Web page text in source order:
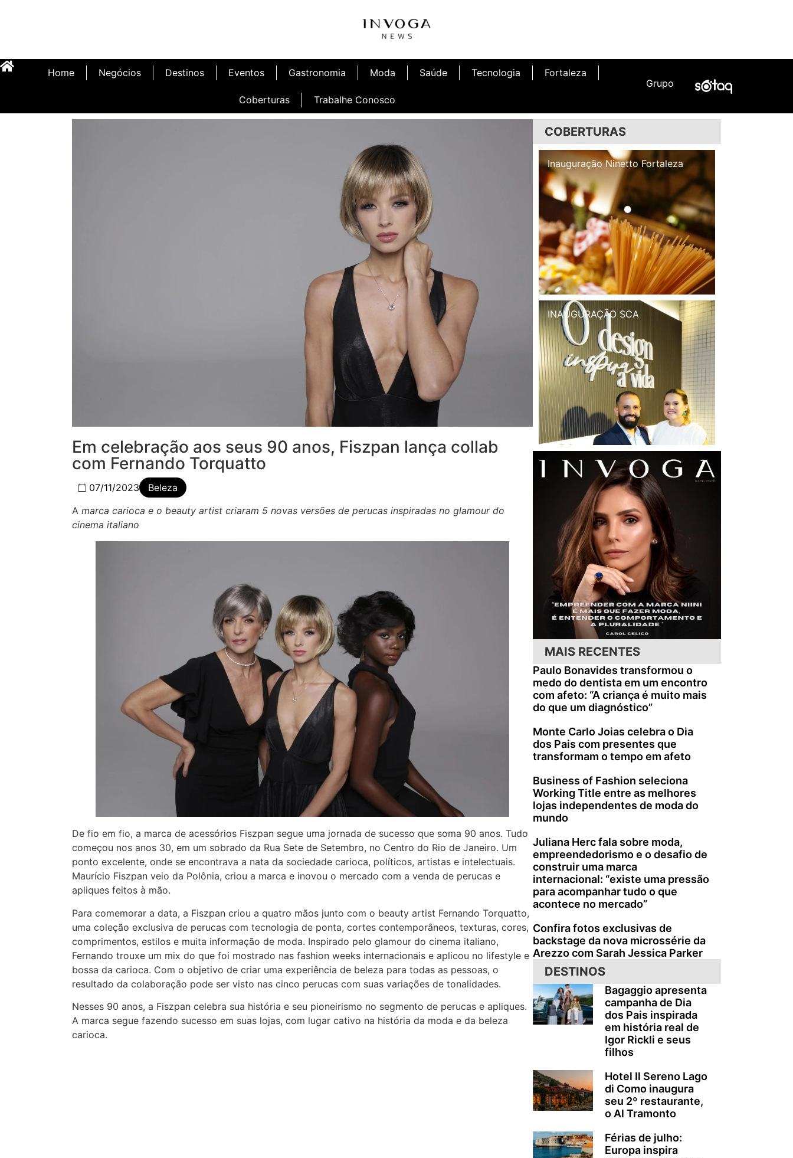
Home Negócios Destinos Eventos Gastronomia Moda Saúde Tecnologia Fortaleza
Coberturas Trabalhe Conosco
Grupo
Em celebração aos seus 90 anos, Fiszpan lança collab
com Fernando Torquatto
07/11/2023
Beleza
A marca carioca e o beauty artist criaram 5 novas versões de perucas inspiradas no glamour do
cinema italiano
De fio em fio, a marca de acessórios Fiszpan segue uma jornada de sucesso que soma 90 anos. Tudo
começou nos anos 30, em um sobrado da Rua Sete de Setembro, no Centro do Rio de Janeiro. Um
ponto excelente, onde se encontrava a nata da sociedade carioca, políticos, artistas e intelectuais.
Maurício Fiszpan veio da Polônia, criou a marca e inovou o mercado com a venda de perucas e
apliques feitos à mão.
Para comemorar a data, a Fiszpan criou a quatro mãos junto com o beauty artist Fernando Torquatto,
uma coleção exclusiva de perucas com tecnologia de ponta, cortes contemporâneos, texturas, cores,
comprimentos, estilos e muita informação de moda. Inspirado pelo glamour do cinema italiano,
Fernando trouxe um mix do que foi mostrado nas fashion weeks internacionais e aplicou no lifestyle e
bossa da carioca. Com o objetivo de criar uma experiência de beleza para todas as pessoas, o
resultado da colaboração pode ser visto nas cinco perucas com suas variações de tonalidades.
Nesses 90 anos, a Fiszpan celebra sua história e seu pioneirismo no segmento de perucas e apliques.
A marca segue fazendo sucesso em suas lojas, com lugar cativo na história da moda e da beleza
carioca.
COBERTURAS
Inauguração Ninetto Fortaleza Inauguração Illa Café
INAUGURAÇÃO SCA
MAIS RECENTES
Paulo Bonavides transformou o
medo do dentista em um encontro
com afeto: “A criança é muito mais
do que um diagnóstico”
Monte Carlo Joias celebra o Dia
dos Pais com presentes que
transformam o tempo em afeto
Business of Fashion seleciona
Working Title entre as melhores
lojas independentes de moda do
mundo
Juliana Herc fala sobre moda,
empreendedorismo e o desafio de
construir uma marca
internacional: “existe uma pressão
para acompanhar tudo o que
acontece no mercado”
Confira fotos exclusivas de
backstage da nova microssérie da
Arezzo com Sarah Jessica Parker
DESTINOS
Bagaggio apresenta
campanha de Dia
dos Pais inspirada
em história real de
Igor Rickli e seus
filhos
Hotel Il Sereno Lago
di Como inaugura
seu 2º restaurante,
o Al Tramonto
Férias de julho:
Europa inspira